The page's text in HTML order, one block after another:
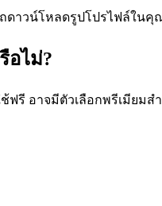
าวน์โหลดรูปโปรไฟล์ในคุ
อไม่?
ฟรี อาจมีตัวเลือกพรีเมียมส